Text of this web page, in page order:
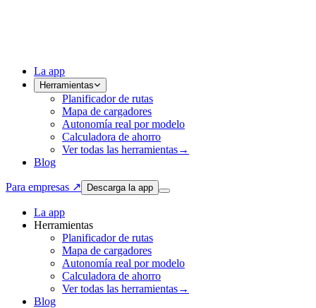
La app
Herramientas
Planificador de rutas
Mapa de cargadores
Autonomía real por modelo
Calculadora de ahorro
Ver todas las herramientas→
Blog
Para empresas ↗ Descarga la app
La app
Herramientas
Planificador de rutas
Mapa de cargadores
Autonomía real por modelo
Calculadora de ahorro
Ver todas las herramientas→
Blog